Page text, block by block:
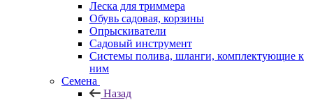
Леска для триммера
Обувь садовая, корзины
Опрыскиватели
Садовый инструмент
Системы полива, шланги, комплектующие к
ним
Семена
Назад